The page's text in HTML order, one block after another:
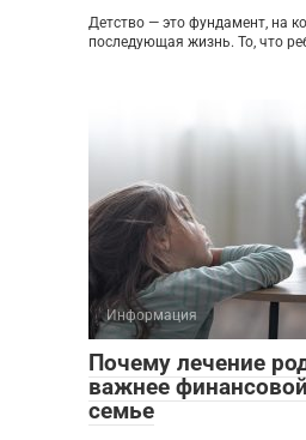
Детство — это фундамент, на
последующая жизнь. То, что
Информация
Почему лечение
важнее
семье